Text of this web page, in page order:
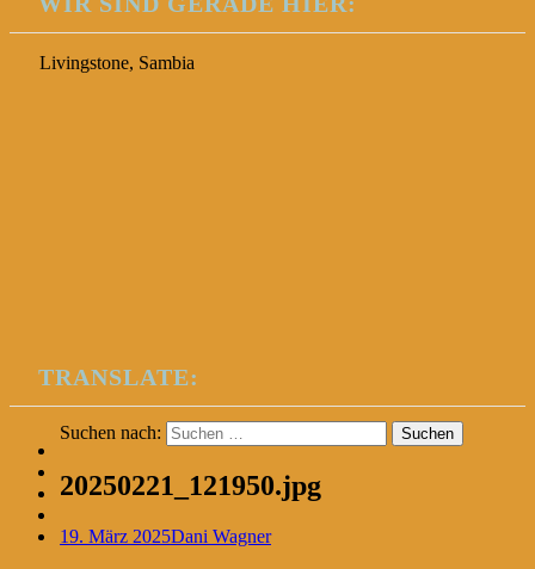
Livingstone, Sambia
TRANSLATE:
Suchen nach:
20250221_121950.jpg
19. März 2025Dani Wagner